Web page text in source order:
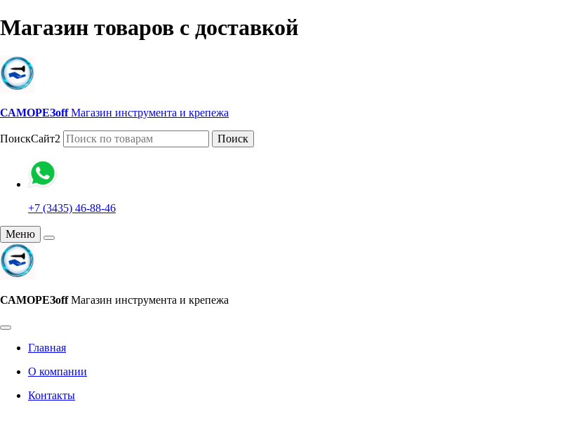
Магазин товаров с доставкой
САМОРЕЗoff Магазин инструмента и крепежа
ПоискСайт2 Поиск
+7 (3435) 46-88-46
Меню
САМОРЕЗoff Магазин инструмента и крепежа
Главная
О компании
Контакты